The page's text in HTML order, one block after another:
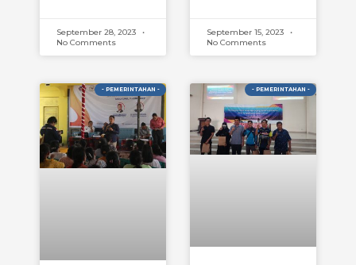
September 28, 2023
No Comments
September 15, 2023
No Comments
- PEMERINTAHAN - - PEMERINTAHAN -